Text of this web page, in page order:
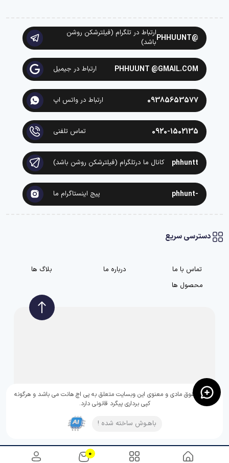
0
@PHHUUNT
ارتباط در تلگرام (فیلترشکن روشن
باشد)
PHHUUNT @GMAIL.COM ارتباط در جیمیل
09385653577 ارتباط در واتس اپ
0920-1502135 تماس تلفنی
phhuntt کانال ما درتلگرام (فیلترشکن روشن باشد)
-phhunt پیج اینستاگرام ما
دسترسی سریع
تماس با ما درباره ما
بلاگ ها
محصول ها
تمامی حقوق مادی و معنوی این وبسایت متعلق به پی اچ هانت می باشد و هرگونه
کپی برداری پیگرد قانونی دارد.
باهـوش ساخته شده !